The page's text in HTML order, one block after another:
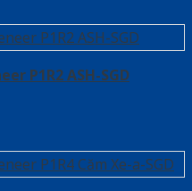
P1R2 ASH-SGD